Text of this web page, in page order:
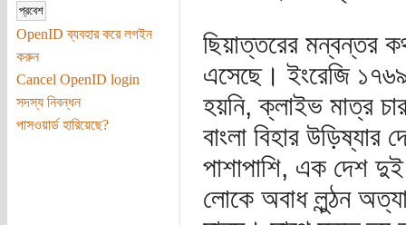
OpenID ব্যবহার করে লগইন
করুন
Cancel OpenID login
সদস্য নিবন্ধন
পাসওয়ার্ড হারিয়েছে?
ছিয়াত্তরের মন্বন্তর
এসেছে। ইংরেজি
হয়নি, ক্লাইভ মাত্র
বাংলা বিহার উড়িষ্যার
পাশাপাশি, এক দেশ
লোকে অবাধ লুন্ঠন